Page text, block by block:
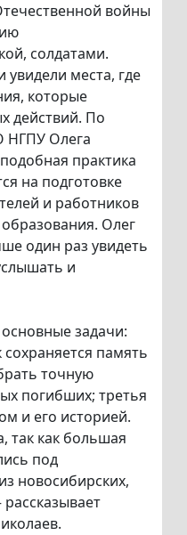
войны
солдатами.
увидели места, где
которые
действий. По
НГПУ Олега
практика
на подготовке
и работников
Олег
один раз увидеть
и
задачи:
память
точную
погибших; третья
и его историей.
так как большая
под
новосибирских,
рассказывает